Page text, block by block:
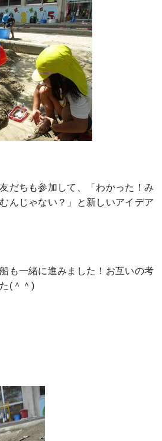
だちも参加して、「わかった！み
んじゃない？」と新しいアイデア
も一緒に進みました！お互いの考
(＾＾)